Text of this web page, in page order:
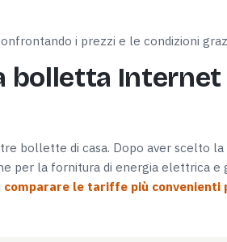
i prezzi e le condizioni
Internet
bollette di casa. Dopo aver scelto
per la fornitura di energia elettrica e
comparare le tariffe più convenienti